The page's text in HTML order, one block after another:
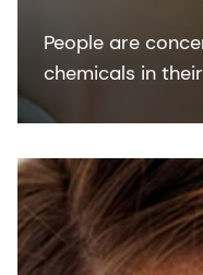
People are
chemicals in
on their health
designing
minimize the
hazardous